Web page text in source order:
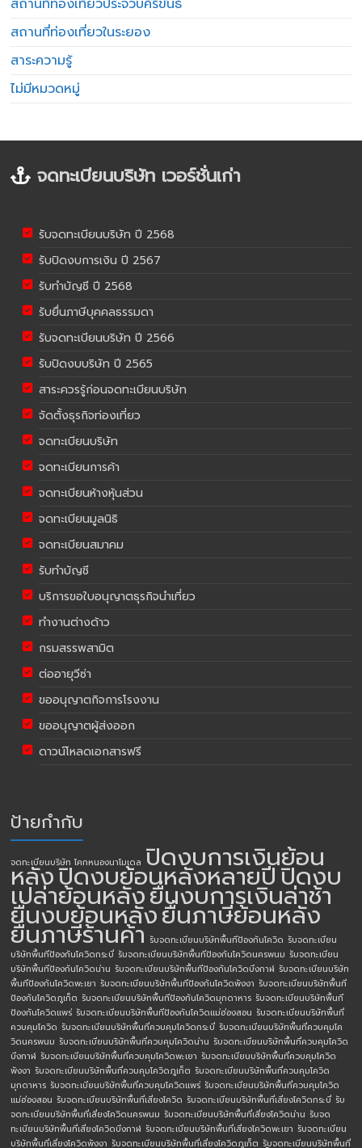
สถานที่ท่องเที่ยวประจวบคีรีขันธ์
สถานที่ท่องเที่ยวในระยอง
สาระความรู้
ไม่มีหมวดหมู่
จดทะเบียนบริษัท เวอร์ชั่นเก่า
รับจดทะเบียนบริษัท ปี 2568
รับปิดงบการเงิน ปี 2567
รับทำบัญชี ปี 2568
รับยื่นภาษีบุคคลธรรมดา
รับจดทะเบียนบริษัท ปี 2566
รับปิดงบบริษัท ปี 2565
สาระควรรู้ก่อนจดทะเบียนบริษัท
จัดตั้งธุรกิจท่องเที่ยว
จดทะเบียนบริษัท
จดทะเบียนการค้า
จดทะเบียนห้างหุ้นส่วน
จดทะเบียนมูลนิธิ
จดทะเบียนสมาคม
รับทำบัญชี
บริการขอใบอนุญาตธุรกิจนำเที่ยว
ทำงานต่างด้าว
กรมสรรพสามิต
ต่ออายุวีซ่า
ขออนุญาตกิจการโรงงาน
ขออนุญาตผู้ส่งออก
ดาวน์โหลดเอกสารฟรี
ป้ายกำกับ
จดทะเบียนบริษัท โคกหนองนาโมเดล ปิดงบการเงินย้อน
หลังปิดงบย้อนหลังหลายปีปิดงบ
เปล่าย้อนหลังยื่นงบการเงินล่าช้า
ยื่นงบย้อนหลังยื่นภาษีย้อนหลัง
ยื่นภาษีร้านค้า รับจดทะเบียนบริษัทพื้นทีป้องกันโควิด รับจดทะเบียน
บริษัทพื้นทีป้องกันโควิดกระบี่ รับจดทะเบียนบริษัทพื้นทีป้องกันโควิดนครพนม รับจดทะเบียน
บริษัทพื้นทีป้องกันโควิดน่าน รับจดทะเบียนบริษัทพื้นทีป้องกันโควิดบึงกาฬ รับจดทะเบียนบริษัท
พื้นทีป้องกันโควิดพะเยา รับจดทะเบียนบริษัทพื้นทีป้องกันโควิดพังงา รับจดทะเบียนบริษัทพื้นที
ป้องกันโควิดภูเก็ต รับจดทะเบียนบริษัทพื้นทีป้องกันโควิดมุกดาหาร รับจดทะเบียนบริษัทพื้นที
ป้องกันโควิดแพร่ รับจดทะเบียนบริษัทพื้นทีป้องกันโควิดแม่ฮ่องสอน รับจดทะเบียนบริษัทพื้นที่
ควบคุมโควิด รับจดทะเบียนบริษัทพื้นที่ควบคุมโควิดกระบี่ รับจดทะเบียนบริษัทพื้นที่ควบคุมโค
วิดนครพนม รับจดทะเบียนบริษัทพื้นที่ควบคุมโควิดน่าน รับจดทะเบียนบริษัทพื้นที่ควบคุมโควิด
บึงกาฬ รับจดทะเบียนบริษัทพื้นที่ควบคุมโควิดพะเยา รับจดทะเบียนบริษัทพื้นที่ควบคุมโควิด
พังงา รับจดทะเบียนบริษัทพื้นที่ควบคุมโควิดภูเก็ต รับจดทะเบียนบริษัทพื้นที่ควบคุมโควิด
มุกดาหาร รับจดทะเบียนบริษัทพื้นที่ควบคุมโควิดแพร่ รับจดทะเบียนบริษัทพื้นที่ควบคุมโควิด
แม่ฮ่องสอน รับจดทะเบียนบริษัทพื้นที่เสี่ยงโควิด รับจดทะเบียนบริษัทพื้นที่เสี่ยงโควิดกระบี่ รับ
จดทะเบียนบริษัทพื้นที่เสี่ยงโควิดนครพนม รับจดทะเบียนบริษัทพื้นที่เสี่ยงโควิดน่าน รับจด
ทะเบียนบริษัทพื้นที่เสี่ยงโควิดบึงกาฬ รับจดทะเบียนบริษัทพื้นที่เสี่ยงโควิดพะเยา รับจดทะเบียน
บริษัทพื้นที่เสี่ยงโควิดพังงา รับจดทะเบียนบริษัทพื้นที่เสี่ยงโควิดภูเก็ต รับจดทะเบียนบริษัทพื้นที่